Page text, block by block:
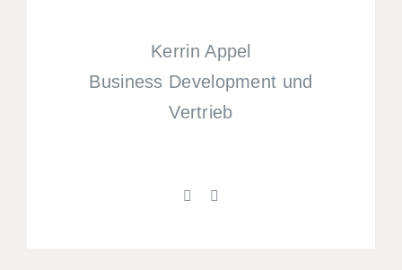
Kerrin Appel
Business Development und
Vertrieb